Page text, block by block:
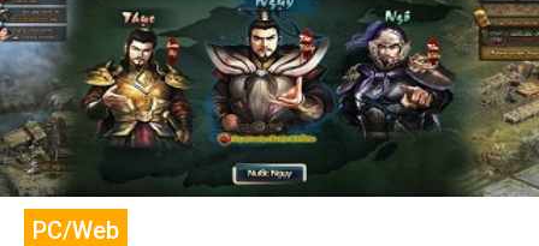
PC/Web